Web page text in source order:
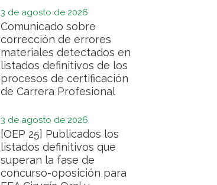
3 de agosto de 2026
Comunicado sobre
corrección de errores
materiales detectados en
listados definitivos de los
procesos de certificación
de Carrera Profesional
3 de agosto de 2026
[OEP 25] Publicados los
listados definitivos que
superan la fase de
concurso-oposición para